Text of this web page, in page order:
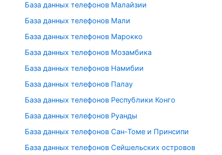
База данных телефонов Малайзии
База данных телефонов Мали
База данных телефонов Марокко
База данных телефонов Мозамбика
База данных телефонов Намибии
База данных телефонов Палау
База данных телефонов Республики Конго
База данных телефонов Руанды
База данных телефонов Сан-Томе и Принсипи
База данных телефонов Сейшельских островов